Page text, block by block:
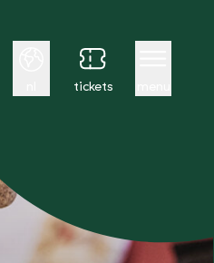
Nederlands
tickets